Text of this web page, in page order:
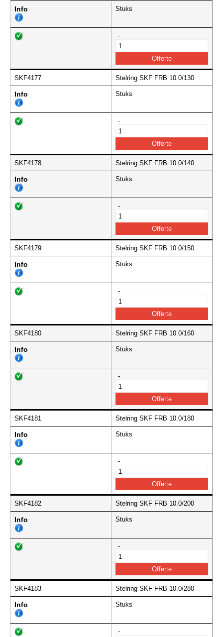
Info Stuks
-
SKF4177 Stelring SKF FRB 10.0/130
Info Stuks
-
SKF4178 Stelring SKF FRB 10.0/140
Info Stuks
-
SKF4179 Stelring SKF FRB 10.0/150
Info Stuks
-
SKF4180 Stelring SKF FRB 10.0/160
Info Stuks
-
SKF4181 Stelring SKF FRB 10.0/180
Info Stuks
-
SKF4182 Stelring SKF FRB 10.0/200
Info Stuks
-
SKF4183 Stelring SKF FRB 10.0/280
Info Stuks
-